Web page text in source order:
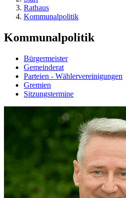
Rathaus
Kommunalpolitik
Kommunalpolitik
Bürgermeister
Gemeinderat
Parteien - Wählervereinigungen
Gremien
Sitzungstermine